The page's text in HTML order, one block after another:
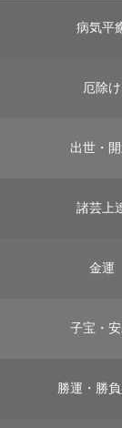
病気平
厄除け
出世・
諸芸上
金運
子宝・
勝運・勝